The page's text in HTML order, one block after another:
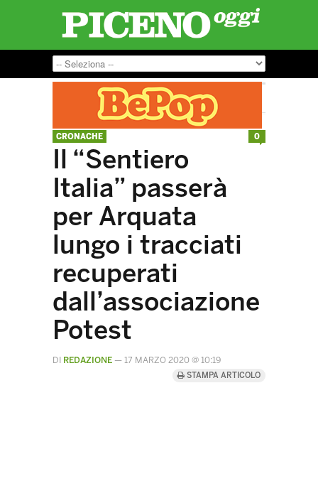
CRONACHE
Il “Sentiero
Italia” passerà
per Arquata
lungo i tracciati
recuperati
dall’associazione
Potest
DI REDAZIONE — 17 MARZO 2020 @ 10:19
STAMPA ARTICOLO
0